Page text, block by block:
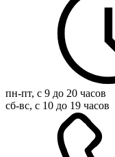
пн-пт, с 9 до 20 часов
сб-вс, с 10 до 19 часов